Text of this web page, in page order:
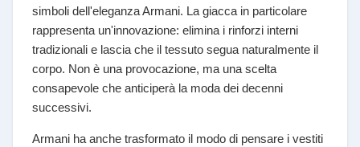
simboli dell'eleganza Armani. La giacca in particolare
rappresenta un'innovazione: elimina i rinforzi interni
tradizionali e lascia che il tessuto segua naturalmente il
corpo. Non è una provocazione, ma una scelta
consapevole che anticiperà la moda dei decenni
successivi.
Armani ha anche trasformato il modo di pensare i vestiti